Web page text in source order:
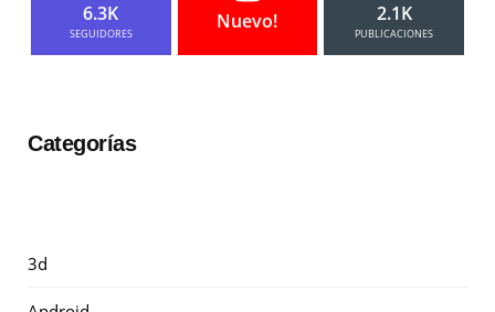
6.3K
SEGUIDORES
Nuevo! 2.1K
PUBLICACIONES
Categorías
3d